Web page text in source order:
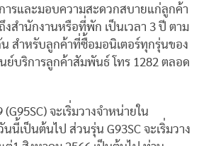
ารและมอบความสะดวกสบายแก่ลูกค้า
งสำนักงานหรือที่พัก เป็นเวลา 3 ปี ตาม
น สำหรับลูกค้าที่ซื้อมอนิเตอร์ทุกรุ่นของ
บริการลูกค้าสัมพันธ์ โทร 1282 ตลอด
(G95SC) จะเริ่มวางจำหน่ายใน
นี้เป็นต้นไป ส่วนรุ่น G93SC จะเริ่มวาง